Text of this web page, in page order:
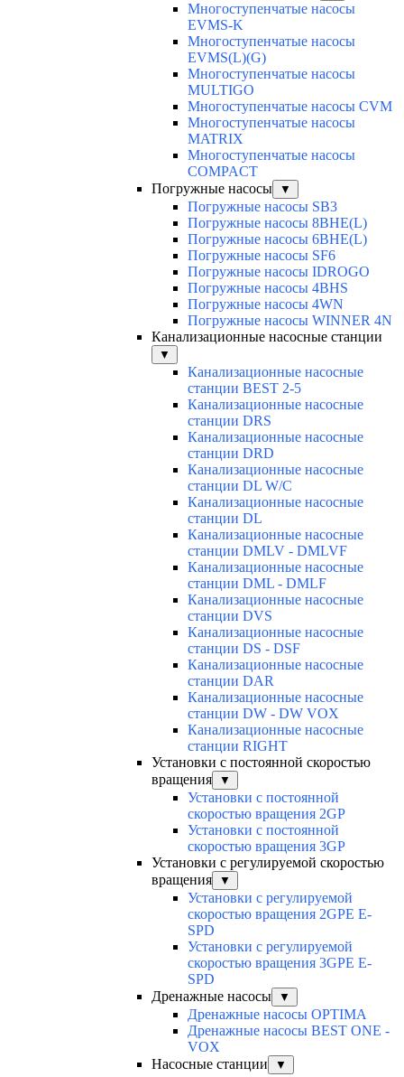
Многоступенчатые насосы
EVMS-K
Многоступенчатые насосы
EVMS(L)(G)
Многоступенчатые насосы
MULTIGO
Многоступенчатые насосы CVM
Многоступенчатые насосы
MATRIX
Многоступенчатые насосы
COMPACT
Погружные насосы
▼
Погружные насосы SB3
Погружные насосы 8BHE(L)
Погружные насосы 6BHE(L)
Погружные насосы SF6
Погружные насосы IDROGO
Погружные насосы 4BHS
Погружные насосы 4WN
Погружные насосы WINNER 4N
Канализационные насосные станции
▼
Канализационные насосные
станции BEST 2-5
Канализационные насосные
станции DRS
Канализационные насосные
станции DRD
Канализационные насосные
станции DL W/C
Канализационные насосные
станции DL
Канализационные насосные
станции DMLV - DMLVF
Канализационные насосные
станции DML - DMLF
Канализационные насосные
станции DVS
Канализационные насосные
станции DS - DSF
Канализационные насосные
станции DAR
Канализационные насосные
станции DW - DW VOX
Канализационные насосные
станции RIGHT
Установки с постоянной скоростью
вращения
▼
Установки с постоянной
скоростью вращения 2GP
Установки с постоянной
скоростью вращения 3GP
Установки с регулируемой скоростью
вращения
▼
Установки с регулируемой
скоростью вращения 2GPE E-
SPD
Установки с регулируемой
скоростью вращения 3GPE E-
SPD
Дренажные насосы
▼
Дренажные насосы OPTIMA
Дренажные насосы BEST ONE -
VOX
Насосные станции
▼